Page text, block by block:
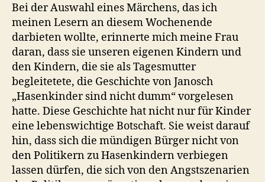
Bei der Auswahl eines Märchens, das ich
meinen Lesern an diesem Wochenende
darbieten wollte, erinnerte mich meine Frau
daran, dass sie unseren eigenen Kindern und
den Kindern, die sie als Tagesmutter
begleitetete, die Geschichte von Janosch
„Hasenkinder sind nicht dumm“ vorgelesen
hatte. Diese Geschichte hat nicht nur für Kinder
eine lebenswichtige Botschaft. Sie weist darauf
hin, dass sich die mündigen Bürger nicht von
den Politikern zu Hasenkindern verbiegen
lassen dürfen, die sich von den Angstszenarien